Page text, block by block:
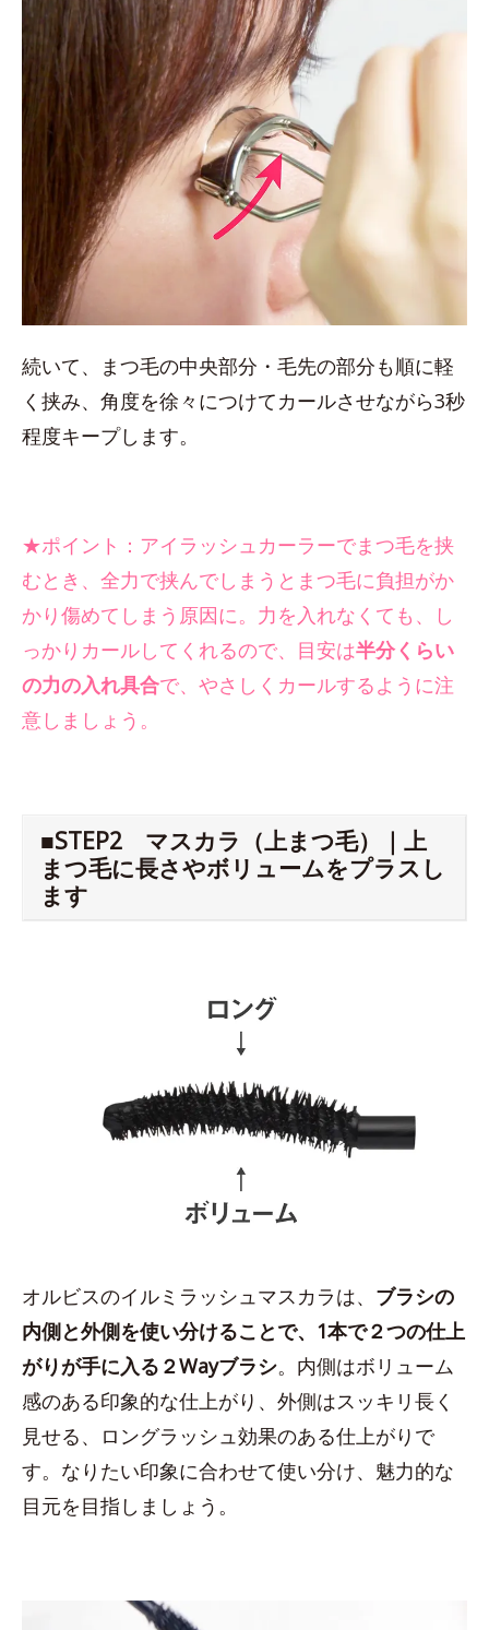
続いて、まつ毛の中央部分・毛先の部分も順に軽
く挟み、角度を徐々につけてカールさせながら3秒
程度キープします。
★ポイント：アイラッシュカーラーでまつ毛を挟
むとき、全力で挟んでしまうとまつ毛に負担がか
かり傷めてしまう原因に。力を入れなくても、し
っかりカールしてくれるので、目安は半分くらい
の力の入れ具合で、やさしくカールするように注
意しましょう。
■STEP2 マスカラ（上まつ毛）｜上
まつ毛に長さやボリュームをプラスし
ます
オルビスのイルミラッシュマスカラは、 ブラシの
内側と外側を使い分けることで、1本で２つの仕上
がりが手に入る２Wayブラシ。内側はボリューム
感のある印象的な仕上がり、外側はスッキリ長く
見せる、ロングラッシュ効果のある仕上がりで
す。なりたい印象に合わせて使い分け、魅力的な
目元を目指しましょう。